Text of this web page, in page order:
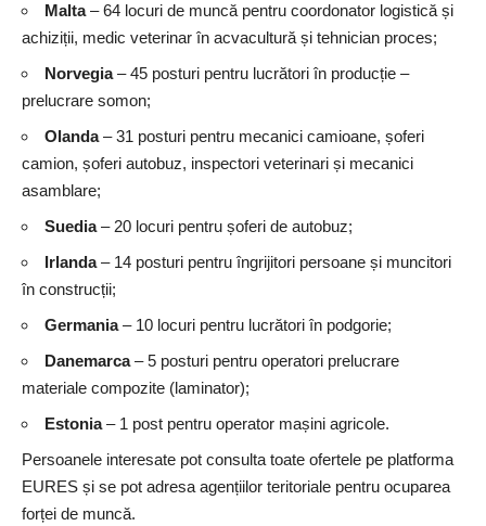
Malta– 64 locuri de muncă pentru coordonator logistică și
achiziții, medic veterinar în acvacultură și tehnician proces;
Norvegia– 45 posturi pentru lucrători în producție –
prelucrare somon;
Olanda– 31 posturi pentru mecanici camioane, șoferi
camion, șoferi autobuz, inspectori veterinari și mecanici
asamblare;
Suedia– 20 locuri pentru șoferi de autobuz;
Irlanda– 14 posturi pentru îngrijitori persoane și muncitori
în construcții;
Germania– 10 locuri pentru lucrători în podgorie;
Danemarca– 5 posturi pentru operatori prelucrare
materiale compozite (laminator);
Estonia– 1 post pentru operator mașini agricole.
Persoanele interesate pot consulta toate ofertele pe platforma
EURES și se pot adresa agențiilor teritoriale pentru ocuparea
forței de muncă.